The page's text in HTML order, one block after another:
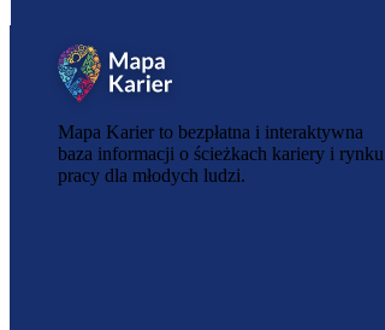
Mapa Karier to bezpłatna i interaktywna
baza informacji o ścieżkach kariery i rynku
pracy dla młodych ludzi.